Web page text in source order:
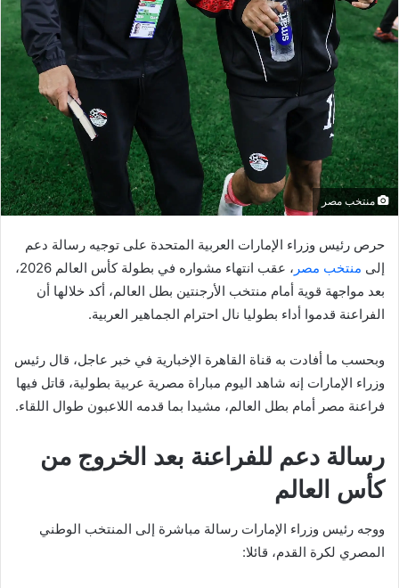
منتخب مصر
حرص رئيس وزراء الإمارات العربية المتحدة على توجيه رسالة دعم
إلى منتخب مصر
، عقب انتهاء مشواره في بطولة كأس العالم 2026،
بعد مواجهة قوية أمام منتخب الأرجنتين بطل العالم، أكد خلالها أن
الفراعنة قدموا أداء بطوليا نال احترام الجماهير العربية.
وبحسب ما أفادت به قناة القاهرة الإخبارية في خبر عاجل، قال رئيس
وزراء الإمارات إنه شاهد اليوم مباراة مصرية عربية بطولية، قاتل فيها
فراعنة مصر أمام بطل العالم، مشيدا بما قدمه اللاعبون طوال اللقاء.
رسالة دعم للفراعنة بعد الخروج من
كأس العالم
ووجه رئيس وزراء الإمارات رسالة مباشرة إلى المنتخب الوطني
المصري لكرة القدم، قائلا: